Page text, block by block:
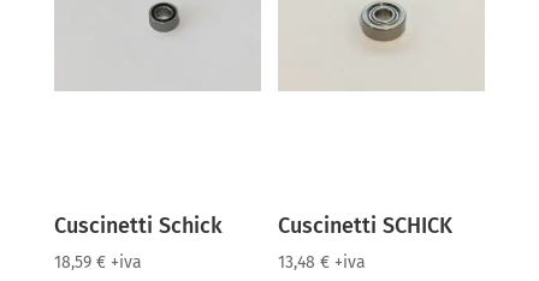
Cuscinetti Schick
18,59 € +iva
Cuscinetti SCHICK
13,48€ +iva